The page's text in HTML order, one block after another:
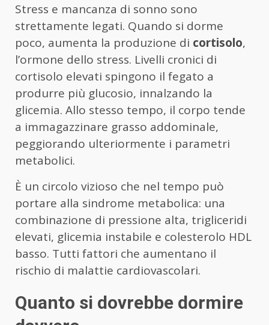
Stress e mancanza di sonno sono
strettamente legati. Quando si dorme
poco, aumenta la produzione di cortisolo,
l’ormone dello stress. Livelli cronici di
cortisolo elevati spingono il fegato a
produrre più glucosio, innalzando la
glicemia. Allo stesso tempo, il corpo tende
a immagazzinare grasso addominale,
peggiorando ulteriormente i parametri
metabolici.
È un circolo vizioso che nel tempo può
portare alla sindrome metabolica: una
combinazione di pressione alta, trigliceridi
elevati, glicemia instabile e colesterolo HDL
basso. Tutti fattori che aumentano il
rischio di malattie cardiovascolari.
Quanto si dovrebbe dormire